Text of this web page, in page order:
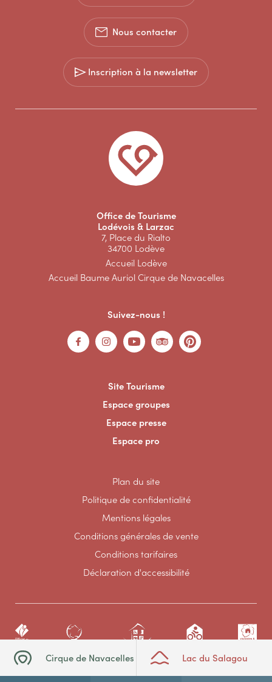
Cirque de Navacelles Lac du Salagou
Nous contacter
Inscription à la newsletter
Office de Tourisme
Lodévois & Larzac
7, Place du Rialto
34700 Lodève
Accueil Lodève
Accueil Baume Auriol Cirque de Navacelles
Suivez-nous !
Site Tourisme
Espace groupes
Espace presse
Espace pro
Plan du site
Politique de confidentialité
Mentions légales
Conditions générales de vente
Conditions tarifaires
Déclaration d'accessibilité